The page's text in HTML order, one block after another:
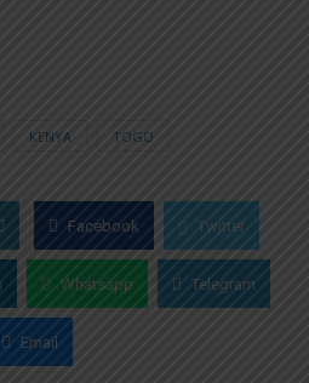
KENYA TOGO
Facebook Twitter
Whatsapp Telegram
Email